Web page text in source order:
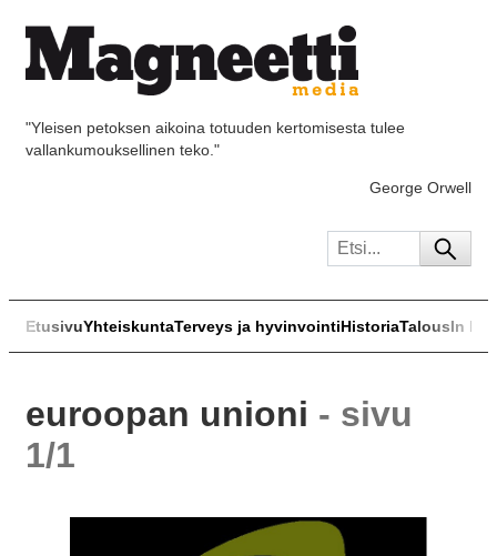
"Yleisen petoksen aikoina totuuden kertomisesta tulee
vallankumouksellinen teko."
George Orwell
EtusivuYhteiskuntaTerveys ja hyvinvointiHistoriaTalousIn
euroopan unioni - sivu
1/1